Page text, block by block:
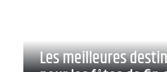
Les meilleures